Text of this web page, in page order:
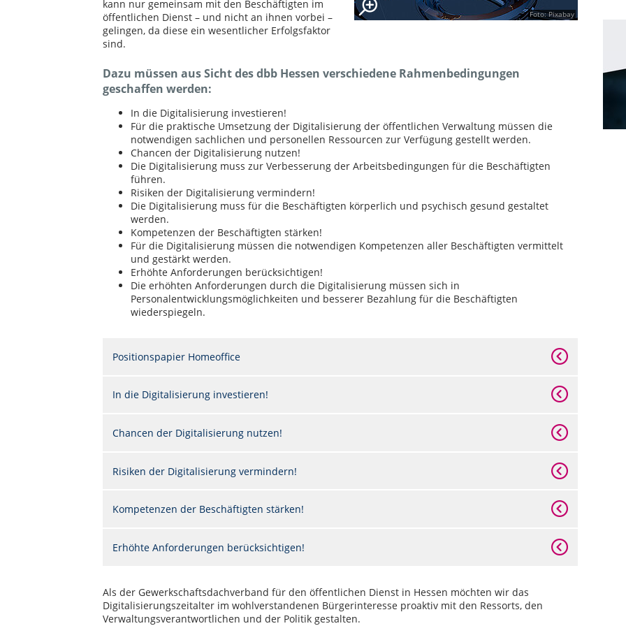
Foto: Pixabay
kann nur gemeinsam mit den Beschäftigten im
öffentlichen Dienst – und nicht an ihnen vorbei –
gelingen, da diese ein wesentlicher Erfolgsfaktor
sind.
Dazu müssen aus Sicht des dbb Hessen verschiedene Rahmenbedingungen
geschaffen werden:
In die Digitalisierung investieren!
Für die praktische Umsetzung der Digitalisierung der öffentlichen Verwaltung müssen die
notwendigen sachlichen und personellen Ressourcen zur Verfügung gestellt werden.
Chancen der Digitalisierung nutzen!
Die Digitalisierung muss zur Verbesserung der Arbeitsbedingungen für die Beschäftigten
führen.
Risiken der Digitalisierung vermindern!
Die Digitalisierung muss für die Beschäftigten körperlich und psychisch gesund gestaltet
werden.
Kompetenzen der Beschäftigten stärken!
Für die Digitalisierung müssen die notwendigen Kompetenzen aller Beschäftigten vermittelt
und gestärkt werden.
Erhöhte Anforderungen berücksichtigen!
Die erhöhten Anforderungen durch die Digitalisierung müssen sich in
Personalentwicklungsmöglichkeiten und besserer Bezahlung für die Beschäftigten
wiederspiegeln.
Positionspapier Homeoffice
In die Digitalisierung investieren!
Chancen der Digitalisierung nutzen!
Risiken der Digitalisierung vermindern!
Kompetenzen der Beschäftigten stärken!
Erhöhte Anforderungen berücksichtigen!
Als der Gewerkschaftsdachverband für den öffentlichen Dienst in Hessen möchten wir das
Digitalisierungszeitalter im wohlverstandenen Bürgerinteresse proaktiv mit den Ressorts, den
Verwaltungsverantwortlichen und der Politik gestalten.